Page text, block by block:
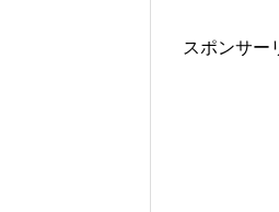
スポンサー